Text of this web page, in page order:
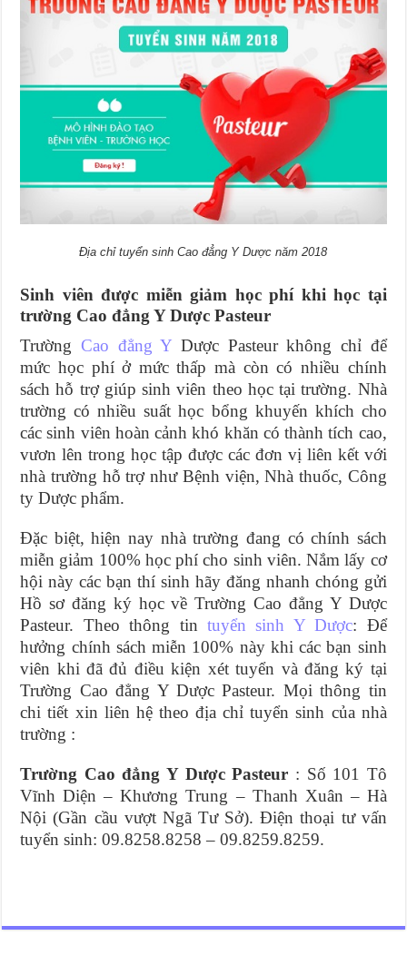
Địa chỉ tuyển sinh Cao đẳng Y Dược năm 2018
Sinh viên được miễn giảm học phí khi học tại
trường Cao đẳng Y Dược Pasteur
Trường Cao đẳng Y Dược Pasteur không chỉ để
mức học phí ở mức thấp mà còn có nhiều chính
sách hỗ trợ giúp sinh viên theo học tại trường. Nhà
trường có nhiều suất học bổng khuyến khích cho
các sinh viên hoàn cảnh khó khăn có thành tích cao,
vươn lên trong học tập được các đơn vị liên kết với
nhà trường hỗ trợ như Bệnh viện, Nhà thuốc, Công
ty Dược phẩm.
Đặc biệt, hiện nay nhà trường đang có chính sách
miễn giảm 100% học phí cho sinh viên. Nắm lấy cơ
hội này các bạn thí sinh hãy đăng nhanh chóng gửi
Hồ sơ đăng ký học về Trường Cao đẳng Y Dược
Pasteur. Theo thông tin tuyển sinh Y Dược: Để
hưởng chính sách miễn 100% này khi các bạn sinh
viên khi đã đủ điều kiện xét tuyển và đăng ký tại
Trường Cao đẳng Y Dược Pasteur. Mọi thông tin
chi tiết xin liên hệ theo địa chỉ tuyển sinh của nhà
trường :
Trường Cao đẳng Y Dược Pasteur : Số 101 Tô
Vĩnh Diện – Khương Trung – Thanh Xuân – Hà
Nội (Gần cầu vượt Ngã Tư Sở).Điện thoại tư vấn
tuyển sinh: 09.8258.8258 – 09.8259.8259.